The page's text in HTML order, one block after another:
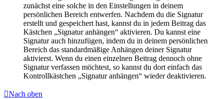
zunächst eine solche in den Einstellungen in deinem
persönlichen Bereich entwerfen. Nachdem du die Signatur
erstellt und gespeichert hast, kannst du in jedem Beitrag das
Kästchen „Signatur anhängen“ aktivieren. Du kannst eine
Signatur auch hinzufügen, indem du in deinem persönlichen
Bereich das standardmäßige Anhängen deiner Signatur
aktivierst. Wenn du einen einzelnen Beitrag dennoch ohne
Signatur verfassen möchtest, so kannst du dort einfach das
Kontrollkästchen „Signatur anhängen“ wieder deaktivieren.
Nach oben